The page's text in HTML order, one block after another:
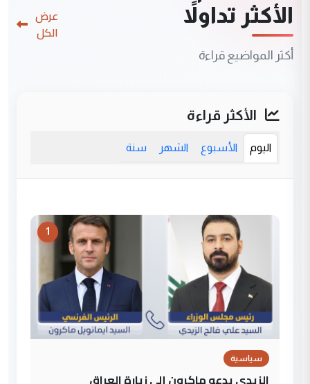
الأكثر تداولاً
أكثر المواضيع قراءة
عرض
الكل
الأكثر قراءة
اليوم الأسبوع الشهر سنة
1
سياسية
الزيدي يدعو ماكرون إلى زيارة العراق